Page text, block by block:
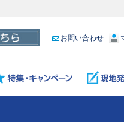
お問い合わせ